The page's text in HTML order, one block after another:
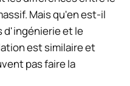
Mais qu'en est-il
d'ingénierie et le
est similaire et
pas faire la